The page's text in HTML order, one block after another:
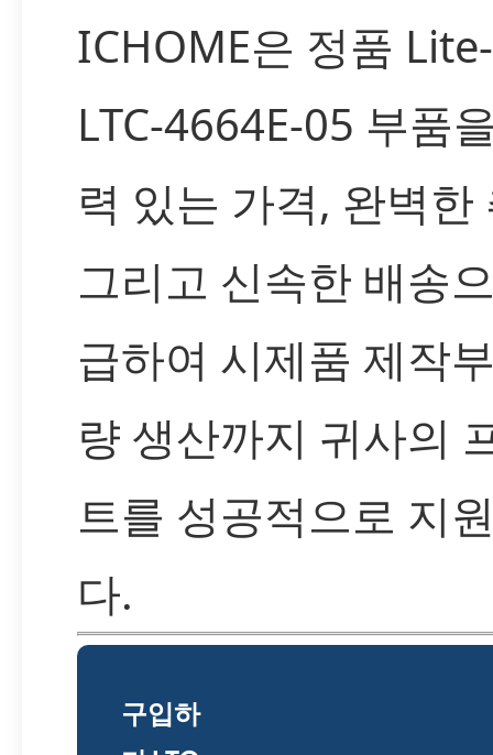
ICHOME은 정품
LTC-4664E-05 부품
력 있는 가격, 완벽한
그리고 신속한 배송
급하여 시제품 제작
량 생산까지 귀사의
트를 성공적으로 지
다.
구입하